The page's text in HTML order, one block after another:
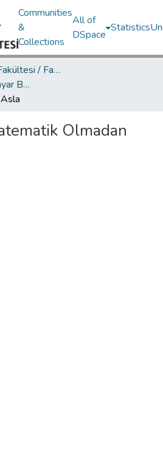
Communities
&
Collections
All of
DSpace
Statistics
Fen Edebiyat Fakültesi / Faculty of Letters and Sciences
Matematik ve Bilgisayar Bölümü / Department of Mathematics and Computer Science
Olmadan